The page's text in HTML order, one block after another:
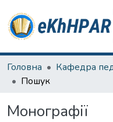
Головна
Пошук
Монографії